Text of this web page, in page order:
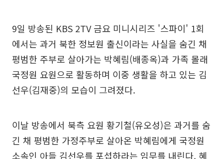
9일 방송된 KBS 2TV 금요 미니시리즈 '스파이' 1회
에서는 과거 북한 정보원 출신이라는 사실을 숨긴 채
평범한 주부로 살아가는 박혜림(배종옥)과 가족 몰래
국정원 요원으로 활동하며 이중 생활을 하고 있는 김
선우(김재중)의 모습이 그려졌다.
이날 방송에서 북측 요원 황기철(유오성)은 과거를 숨
긴 채 평범한 가정주부로 살아온 박혜림에게 국정원
소속인 아들 김선우를 포섭하라는 임무를 내린다. 혜